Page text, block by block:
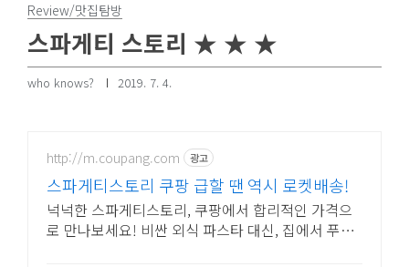
Review/맛집탐방
스파게티 스토리 ★ ★ ★
who knows? 2019. 7. 4.
http://m.coupang.com 광고
스파게티스토리 쿠팡 급할 땐 역시 로켓배송!
넉넉한 스파게티스토리, 쿠팡에서 합리적인 가격으
로 만나보세요! 비싼 외식 파스타 대신, 집에서 푸짐